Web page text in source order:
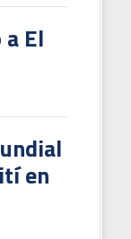
El
en